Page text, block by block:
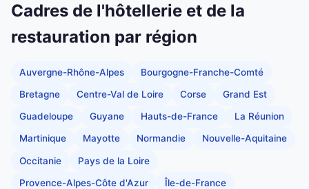
Cadres de l'hôtellerie et de la
restauration par région
Auvergne-Rhône-Alpes Bourgogne-Franche-Comté
Bretagne Centre-Val de Loire Corse Grand Est
Guadeloupe Guyane Hauts-de-France La Réunion
Martinique Mayotte Normandie Nouvelle-Aquitaine
Occitanie Pays de la Loire
Provence-Alpes-Côte d'Azur Île-de-France